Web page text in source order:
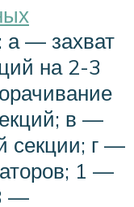
: а — захват
на 2-3
в —
секции; г —
1 —
—